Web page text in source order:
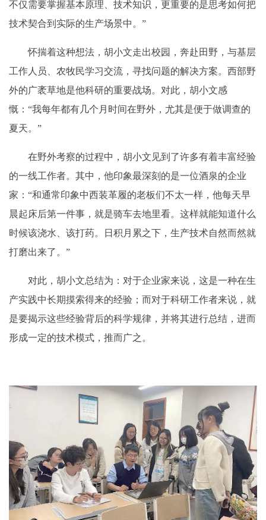
不仅需要掌握基本原理、技术知识，更重要的是思考如何把
技术契合到实际的生产场景中。”
怀揣着这种想法，胡小文走出校园，奔赴田野，与基层
工作人员、农牧民学习交流，寻找问题的解决方案。西部野
外的广袤草地是他科研的重要战场。对此，胡小文感
慨：“我每年都有几个月时间在野外，尤其是便于做调查的
夏天。”
在野外考察的过程中，胡小文见到了许多有着丰富经验
的一线工作者。其中，他印象最深刻的是一位酒泉的企业
家：“和通常印象中西装革履的老板们不太一样，他每天早
晨起床后第一件事，就是骑车去地里看。这样就能知道什么
时候该浇水、该打药。日积月累之下，生产技术自然而然就
打磨出来了。”
对此，胡小文总结为：对于企业家来说，这是一种在生
产实践中长期摸索得来的经验；而对于科研工作者来说，就
是要揭示这些经验背后的科学规律，并将其进行总结，进而
形成一定的技术模式，推而广之。